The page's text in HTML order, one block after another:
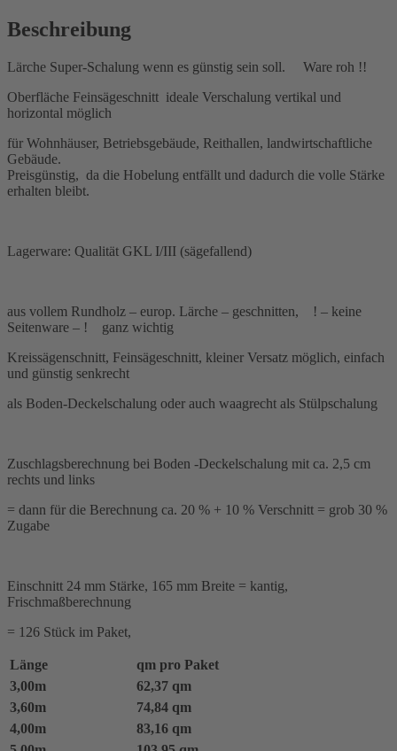
Beschreibung
Lärche Super-Schalung wenn es günstig sein soll. Ware roh !!
Oberfläche Feinsägeschnitt ideale Verschalung vertikal und
horizontal möglich
für Wohnhäuser, Betriebsgebäude, Reithallen, landwirtschaftliche
Gebäude.
Preisgünstig, da die Hobelung entfällt und dadurch die volle Stärke
erhalten bleibt.
Lagerware: Qualität GKL I/III (sägefallend)
aus vollem Rundholz – europ. Lärche – geschnitten, ! – keine
Seitenware – ! ganz wichtig
Kreissägenschnitt, Feinsägeschnitt, kleiner Versatz möglich, einfach
und günstig senkrecht
als Boden-Deckelschalung oder auch waagrecht als Stülpschalung
Zuschlagsberechnung bei Boden -Deckelschalung mit ca. 2,5 cm
rechts und links
= dann für die Berechnung ca. 20 % + 10 % Verschnitt = grob 30 %
Zugabe
Einschnitt 24 mm Stärke, 165 mm Breite = kantig,
Frischmaßberechnung
= 126 Stück im Paket,
Länge
qm pro Paket
3,00m
62,37 qm
3,60m
74,84 qm
4,00m
83,16 qm